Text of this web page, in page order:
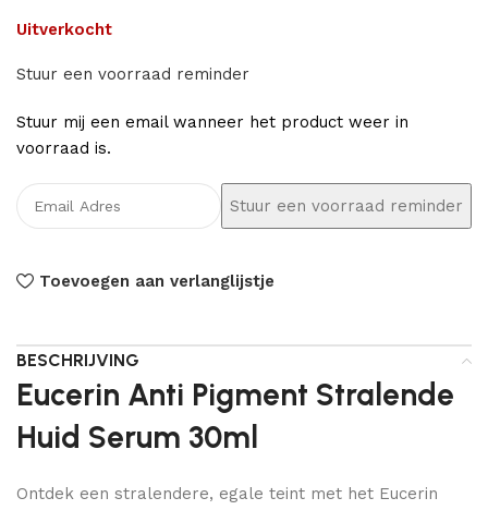
Uitverkocht
Stuur een voorraad reminder
Stuur mij een email wanneer het product weer in
voorraad is.
Toevoegen aan verlanglijstje
BESCHRIJVING
Eucerin Anti Pigment Stralende
Huid Serum 30ml
Ontdek een stralendere, egale teint met het Eucerin